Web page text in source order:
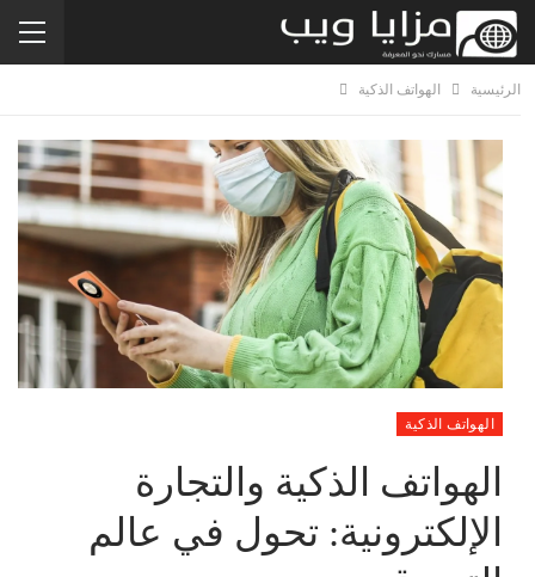
الرئيسية الهواتف الذكية
الهواتف الذكية
الهواتف الذكية والتجارة
الإلكترونية: تحول في عالم